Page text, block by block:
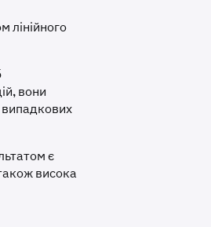
лінійного
вони
є
висока